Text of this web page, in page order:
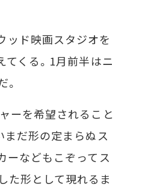
ッド映画スタジオを
てくる。1月前半はニ
ーを希望されること
まだ形の定まらぬス
ーなどもこぞってス
た形として現れるま